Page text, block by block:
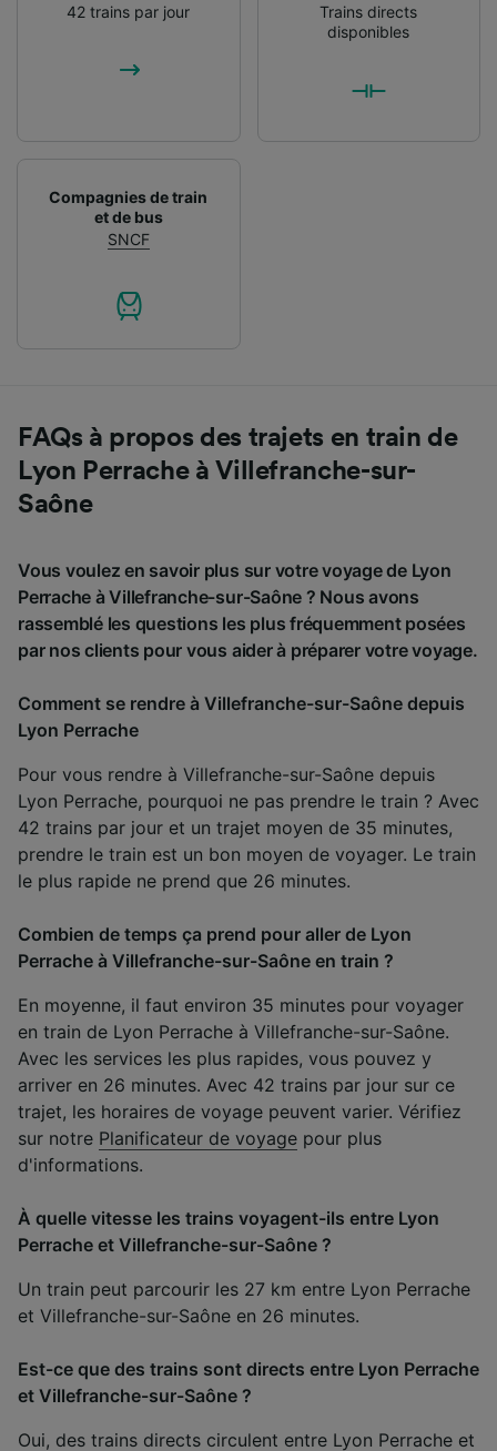
42 trains par jour
Trains directs
disponibles
Compagnies de train
et de bus
SNCF
FAQs à propos des trajets en train de
Lyon Perrache à Villefranche-sur-
Saône
Vous voulez en savoir plus sur votre voyage de Lyon
Perrache à Villefranche-sur-Saône ? Nous avons
rassemblé les questions les plus fréquemment posées
par nos clients pour vous aider à préparer votre voyage.
Comment se rendre à Villefranche-sur-Saône depuis
Lyon Perrache
Pour vous rendre à Villefranche-sur-Saône depuis
Lyon Perrache, pourquoi ne pas prendre le train ? Avec
42 trains par jour et un trajet moyen de 35 minutes,
prendre le train est un bon moyen de voyager. Le train
le plus rapide ne prend que 26 minutes.
Combien de temps ça prend pour aller de Lyon
Perrache à Villefranche-sur-Saône en train ?
En moyenne, il faut environ 35 minutes pour voyager
en train de Lyon Perrache à Villefranche-sur-Saône.
Avec les services les plus rapides, vous pouvez y
arriver en 26 minutes. Avec 42 trains par jour sur ce
trajet, les horaires de voyage peuvent varier. Vérifiez
sur notre Planificateur de voyage pour plus
d'informations.
À quelle vitesse les trains voyagent-ils entre Lyon
Perrache et Villefranche-sur-Saône ?
Un train peut parcourir les 27 km entre Lyon Perrache
et Villefranche-sur-Saône en 26 minutes.
Est-ce que des trains sont directs entre Lyon Perrache
et Villefranche-sur-Saône ?
Oui, des trains directs circulent entre Lyon Perrache et